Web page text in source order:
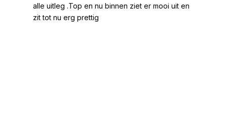
alle uitleg .Top en nu binnen ziet er mooi uit en
zit tot nu erg prettig